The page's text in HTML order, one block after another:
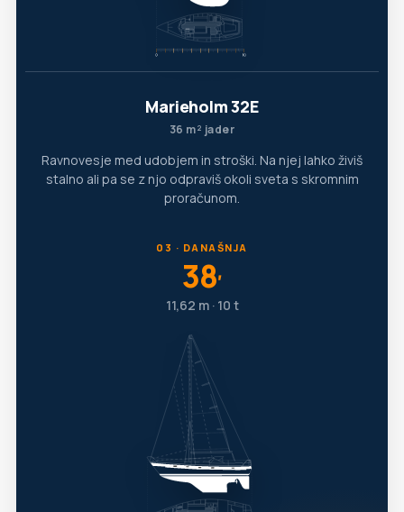
Marieholm 32E
36 m² jader
Ravnovesje med udobjem in stroški. Na njej lahko živiš
stalno ali pa se z njo odpraviš okoli sveta s skromnim
proračunom.
03 · DANAŠNJA
38′
11,62 m · 10 t